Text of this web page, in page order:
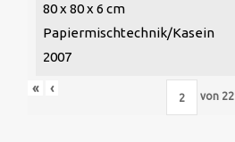
80 x 80 x 6 cm
Papiermischtechnik/Kasein
2007
« ‹
von 22